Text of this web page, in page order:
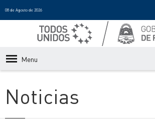
08 de Agosto de 2026
Menu
Noticias